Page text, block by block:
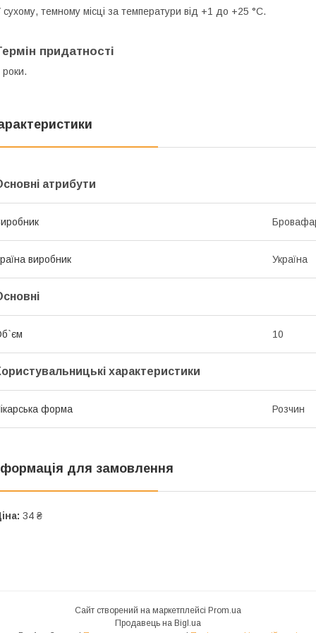
сухому, темному місці за температури від +1 до +25 °С.
придатності
роки.
атрибути
виробник Україна
10
характеристики
форма Розчин
для замовлення
34 ₴
Сайт створений на маркетплейсі Prom.ua
Продавець на Bigl.ua